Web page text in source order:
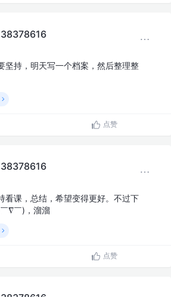
坚持，明天写一个档案，然后整理整
点赞
看课，总结，希望变得更好。不过下
∇￣)，溜溜
点赞